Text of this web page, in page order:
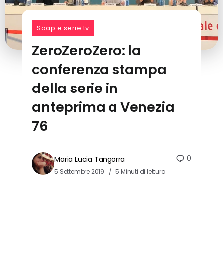
Soap e serie tv
ZeroZeroZero: la
conferenza stampa
della serie in
anteprima a Venezia
76
Maria Lucia Tangorra
5 Settembre 2019 5 Minuti di lettura
0